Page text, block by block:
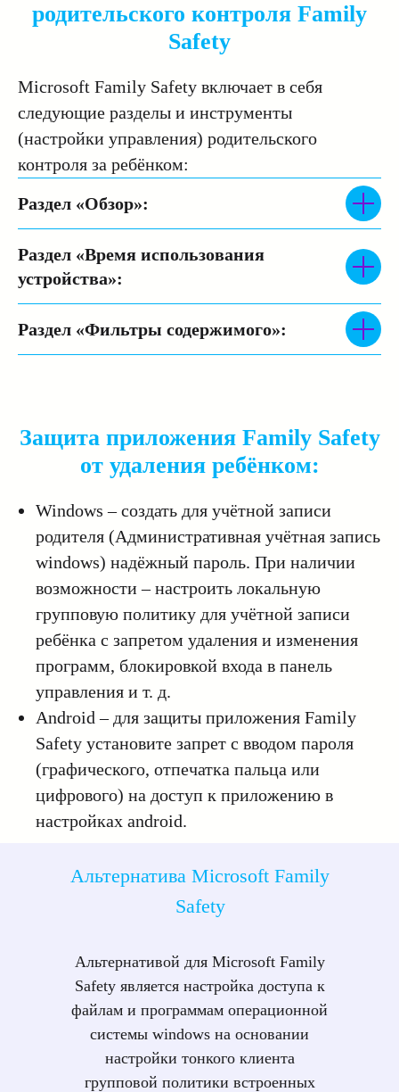
родительского контроля Family
Safety
Microsoft Family Safety включает в себя
следующие разделы и инструменты
(настройки управления) родительского
контроля за ребёнком:
Раздел «Обзор»:
Раздел «Время использования
устройства»:
Раздел «Фильтры содержимого»:
Защита приложения Family Safety
от удаления ребёнком:
Windows – создать для учётной записи
родителя (Административная учётная запись
windows) надёжный пароль. При наличии
возможности – настроить локальную
групповую политику для учётной записи
ребёнка с запретом удаления и изменения
программ, блокировкой входа в панель
управления и т. д.
Android – для защиты приложения Family
Safety установите запрет с вводом пароля
(графического, отпечатка пальца или
цифрового) на доступ к приложению в
настройках android.
Альтернатива Microsoft Family
Safety
Альтернативой для Microsoft Family
Safety является настройка доступа к
файлам и программам операционной
системы windows на основании
настройки тонкого клиента
групповой политики встроенных